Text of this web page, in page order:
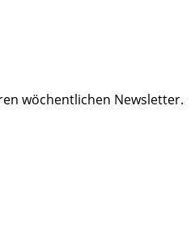
wöchentlichen Newsletter.